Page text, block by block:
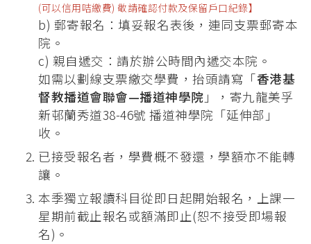
(可以信用咭繳費) 敬請確認付款及保留戶口紀錄】
b) 郵寄報名：填妥報名表後，連同支票郵寄本
院。
c) 親自遞交：請於辦公時間內遞交本院。
如需以劃線支票繳交學費，抬頭請寫「香港基
督教播道會聯會—播道神學院 」，寄九龍美孚
新邨蘭秀道38-46號 播道神學院「延伸部」
收。
已接受報名者，學費概不發還，學額亦不能轉
讓。
本季獨立報讀科目從即日起開始報名，上課一
星期前截止報名或額滿即止(恕不接受即場報
名)。